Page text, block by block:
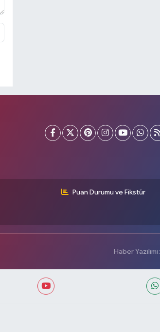
Puan Durumu ve Fikstür
Haber Yazılımı: